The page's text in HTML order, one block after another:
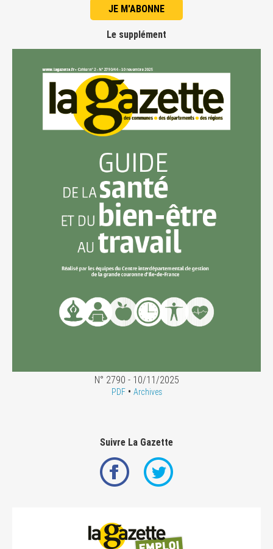
JE M'ABONNE
Le supplément
N° 2790 - 10/11/2025
PDF• Archives
Suivre La Gazette